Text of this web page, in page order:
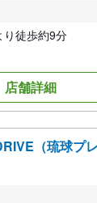
り徒歩約9分
店舗詳細
（琉球プ